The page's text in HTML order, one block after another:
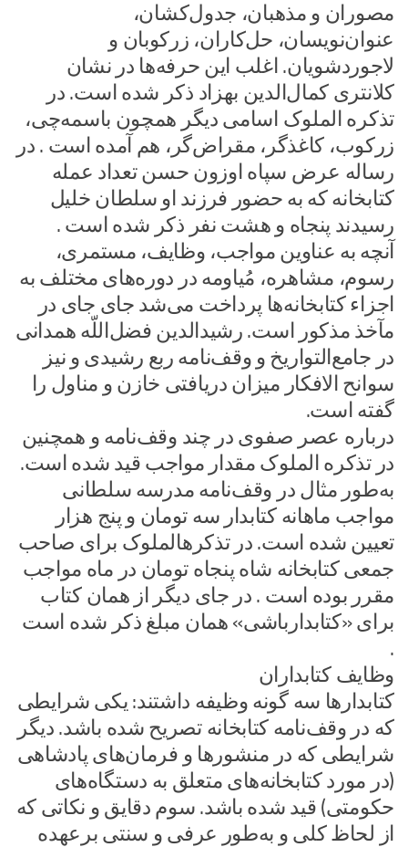
مصوران و مذهبان، جدول‌کشان،
عنوان‌نویسان، حل‌کاران، زرکوبان و
لاجوردشویان. اغلب این حرفه‌ها در نشان
کلانتری کمال‌الدین بهزاد ذکر شده است. در
تذکره الملوک اسامی دیگر همچون باسمه‌چی،
زرکوب، کاغذگر، مقراض‌گر، هم آمده است . در
رساله عرض سپاه اوزون حسن تعداد عمله
کتابخانه که به حضور فرزند او سلطان خلیل
رسیدند پنجاه و هشت نفر ذکر شده است .
آنچه به عناوین مواجب، وظایف، مستمری،
رسوم، مشاهره، مُیاومه در دوره‌های مختلف به
اجزاء کتابخانه‌ها پرداخت می‌شد جای جای در
مآخذ مذکور است. رشیدالدین فضل‌اللّه همدانی
در جامع‌التواریخ و وقف‌نامه ربع رشیدی و نیز
سوانح الافکار میزان دریافتی خازن و مناول را
گفته است.
درباره عصر صفوی در چند وقف‌نامه و همچنین
در تذکره الملوک مقدار مواجب قید شده است.
به‌طور مثال در وقف‌نامه مدرسه سلطانی
مواجب ماهانه کتابدار سه تومان و پنج هزار
تعیین شده است. در تذکرهالملوک برای صاحب
جمعی کتابخانه شاه پنجاه تومان در ماه مواجب
مقرر بوده است . در جای دیگر از همان کتاب
برای «کتابدارباشی» همان مبلغ ذکر شده است
.
وظایف کتابداران
کتابدارها سه گونه وظیفه داشتند: یکی شرایطی
که در وقف‌نامه کتابخانه تصریح شده باشد. دیگر
شرایطی که در منشورها و فرمان‌های پادشاهی
(در مورد کتابخانه‌های متعلق به دستگاه‌های
حکومتی) قید شده باشد. سوم دقایق و نکاتی که
از لحاظ کلی و به‌طور عرفی و سنتی برعهده